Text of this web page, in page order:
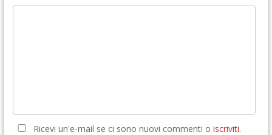
Ricevi un'e-mail se ci sono nuovi commenti o iscriviti.